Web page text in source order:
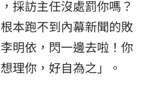
採訪主任沒處罰你嗎？
本跑不到內幕新聞的敗
明依，閃一邊去啦！你
理你，好自為之」。